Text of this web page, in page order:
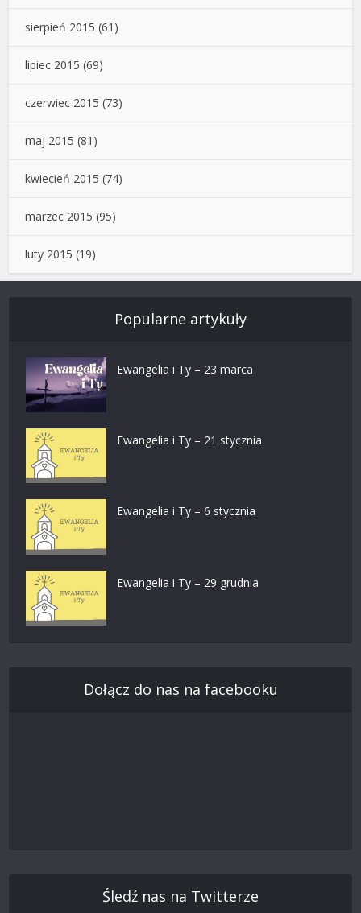
sierpień 2015 (61)
lipiec 2015 (69)
czerwiec 2015 (73)
maj 2015 (81)
kwiecień 2015 (74)
marzec 2015 (95)
luty 2015 (19)
Popularne artykuły
Ewangelia i Ty – 23 marca
Ewangelia i Ty – 21 stycznia
Ewangelia i Ty – 6 stycznia
Ewangelia i Ty – 29 grudnia
Dołącz do nas na facebooku
Śledź nas na Twitterze